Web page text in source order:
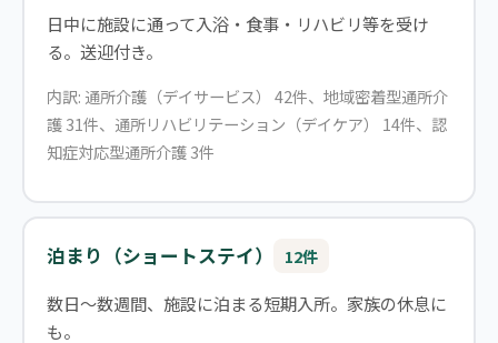
日中に施設に通って入浴・食事・リハビリ等を受け
る。送迎付き。
内訳: 通所介護（デイサービス） 42件、地域密着型通所介
護 31件、通所リハビリテーション（デイケア） 14件、認
知症対応型通所介護 3件
泊まり（ショートステイ） 12件
数日〜数週間、施設に泊まる短期入所。家族の休息に
も。